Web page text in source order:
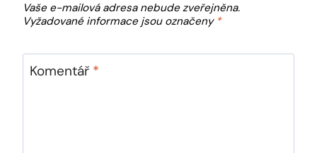
Vaše e-mailová adresa nebude zveřejněna.
Vyžadované informace jsou označeny *
Komentář *